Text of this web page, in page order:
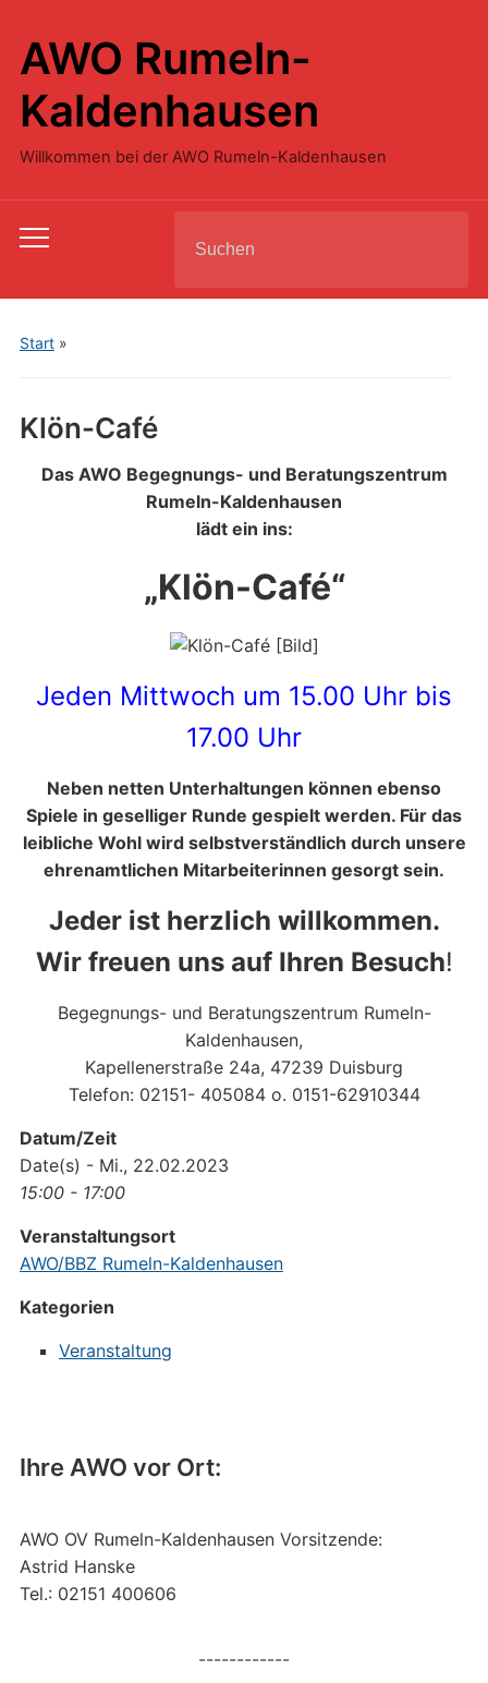
AWO Rumeln-
Kaldenhausen
Willkommen bei der AWO Rumeln-Kaldenhausen
Toggle
menu
for:
Start»
Ihre AWO vor Ort:
AWO OV Rumeln-Kaldenhausen Vorsitzende:
Astrid Hanske
Tel.: 02151 400606
------------
Klön-Café
Das AWO Begegnungs- und Beratungszentrum
Rumeln-Kaldenhausen
lädt ein ins:
„Klön-Café“
Jeden Mittwoch um 15.00 Uhr bis
17.00 Uhr
Neben netten Unterhaltungen können ebenso
Spiele in geselliger Runde gespielt werden. Für das
leibliche Wohl wird selbstverständlich durch unsere
ehrenamtlichen Mitarbeiterinnen gesorgt sein.
Jeder ist herzlich willkommen.
Wir freuen uns auf Ihren Besuch!
Begegnungs- und Beratungszentrum Rumeln-
Kaldenhausen,
Kapellenerstraße 24a, 47239 Duisburg
Telefon: 02151- 405084 o. 0151-62910344
Datum/Zeit
Date(s) - Mi., 22.02.2023
15:00 - 17:00
Veranstaltungsort
AWO/BBZ Rumeln-Kaldenhausen
Kategorien
Veranstaltung